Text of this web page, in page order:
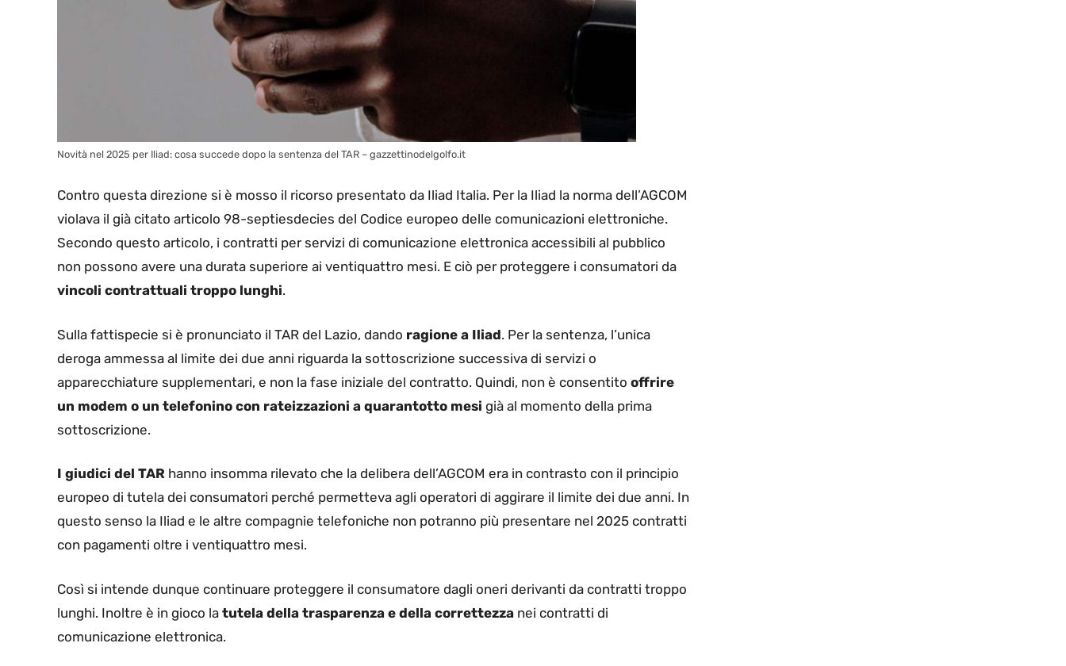
Novità nel 2025 per Iliad: cosa succede dopo la sentenza del TAR – gazzettinodelgolfo.it
Contro questa direzione si è mosso il ricorso presentato da Iliad Italia. Per la Iliad la norma dell’AGCOM
violava il già citato articolo 98-septiesdecies del Codice europeo delle comunicazioni elettroniche.
Secondo questo articolo, i contratti per servizi di comunicazione elettronica accessibili al pubblico
non possono avere una durata superiore ai ventiquattro mesi. E ciò per proteggere i consumatori da
vincoli contrattuali troppo lunghi.
Sulla fattispecie si è pronunciato il TAR del Lazio, dando ragione a Iliad. Per la sentenza, l’unica
deroga ammessa al limite dei due anni riguarda la sottoscrizione successiva di servizi o
apparecchiature supplementari, e non la fase iniziale del contratto. Quindi, non è consentito offrire
un modem o un telefonino con rateizzazioni a quarantotto mesi già al momento della prima
sottoscrizione.
I giudici del TAR hanno insomma rilevato che la delibera dell’AGCOM era in contrasto con il principio
europeo di tutela dei consumatori perché permetteva agli operatori di aggirare il limite dei due anni. In
questo senso la Iliad e le altre compagnie telefoniche non potranno più presentare nel 2025 contratti
con pagamenti oltre i ventiquattro mesi.
Così si intende dunque continuare proteggere il consumatore dagli oneri derivanti da contratti troppo
lunghi. Inoltre è in gioco la tutela della trasparenza e della correttezza nei contratti di
comunicazione elettronica.